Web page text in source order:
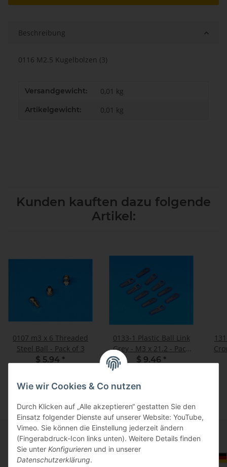
Beschreibung
0116 M2.5 Kugelbolzen (3)
Versandgewicht: 0,01 kg
Artikelgewicht: 0,01 kg
Kunden kauften dazu folgende
Artikel:
0107 m3 x 6 Threaded
Steel Ball - Pack of 3
$ 5.94 *
0133-1 Plastic Ball Link
Grey - M3 x 21.2 - Pack
of 10
$ 9.46 *
Informationen
Wie wir Cookies & Co nutzen
Durch Klicken auf „Alle akzeptieren“ gestatten Sie den
Einsatz folgender Dienste auf unserer Website: YouTube,
Vimeo. Sie können die Einstellung jederzeit ändern
(Fingerabdruck-Icon links unten). Weitere Details finden
Sie unter Konfigurieren und in unserer
Datenschutzerklärung.